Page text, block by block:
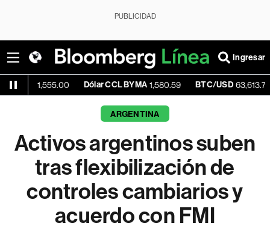
PUBLICIDAD
Ingresar
Dólar CCL BYMA 1,580.59 BTC/USD 63,613.70 -
ARGENTINA
Activos argentinos suben
tras flexibilización de
controles cambiarios y
acuerdo con FMI